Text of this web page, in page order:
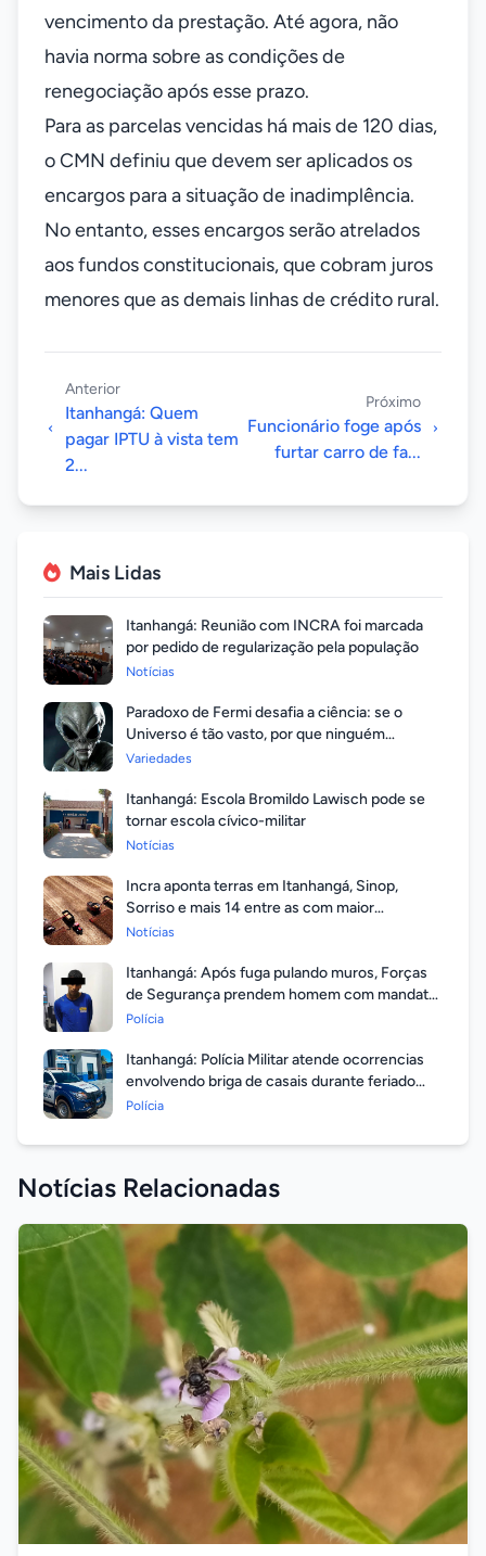
vencimento da prestação. Até agora, não
havia norma sobre as condições de
renegociação após esse prazo.
Para as parcelas vencidas há mais de 120 dias,
o CMN definiu que devem ser aplicados os
encargos para a situação de inadimplência.
No entanto, esses encargos serão atrelados
aos fundos constitucionais, que cobram juros
menores que as demais linhas de crédito rural.
Anterior
Itanhangá: Quem
pagar IPTU à vista tem
2...
Próximo
Funcionário foge após
furtar carro de fa...
Mais Lidas
Itanhangá: Reunião com INCRA foi marcada
por pedido de regularização pela população
Notícias
Paradoxo de Fermi desafia a ciência: se o
Universo é tão vasto, por que ninguém
respondeu?
Variedades
Itanhangá: Escola Bromildo Lawisch pode se
tornar escola cívico-militar
Notícias
Incra aponta terras em Itanhangá, Sinop,
Sorriso e mais 14 entre as com maior
valorização
Notícias
Itanhangá: Após fuga pulando muros, Forças
de Segurança prendem homem com mandato
em aberto por homicídio
Polícia
Itanhangá: Polícia Militar atende ocorrencias
envolvendo briga de casais durante feriado
prolongado
Polícia
Notícias Relacionadas